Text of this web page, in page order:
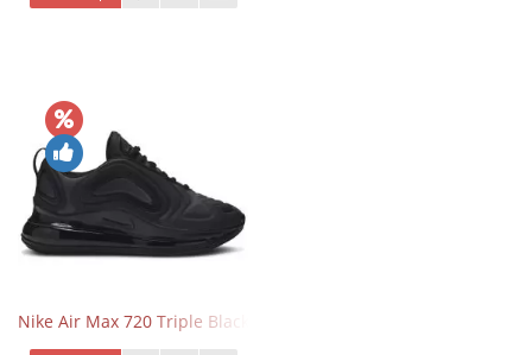
Nike Air Max 720 Triple Black